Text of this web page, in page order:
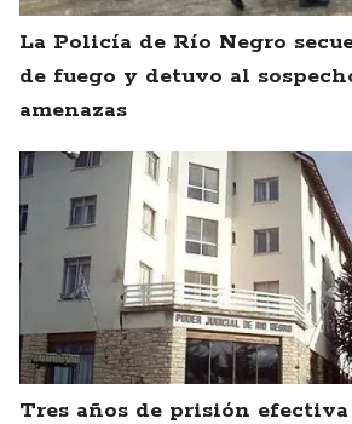
La Policía de Río Negro
de fuego y detuvo al
amenazas
Tres años de prisión